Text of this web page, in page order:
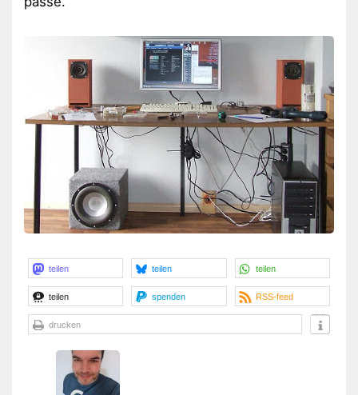
teilen teilen teilen
teilen spenden RSS-feed
drucken